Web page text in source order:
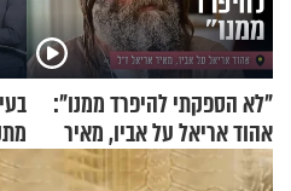
"לא הספקתי להיפרד ממנו":
אהוד אריאל על אביו, מאיר
אריאל ז"ל